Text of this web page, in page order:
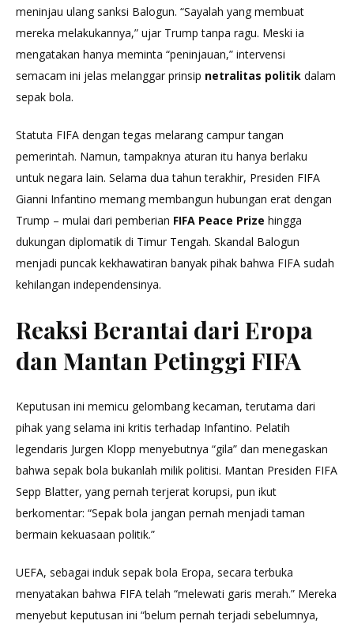
meninjau ulang sanksi Balogun. “Sayalah yang membuat
mereka melakukannya,” ujar Trump tanpa ragu. Meski ia
mengatakan hanya meminta “peninjauan,” intervensi
semacam ini jelas melanggar prinsip netralitas politik dalam
sepak bola.
Statuta FIFA dengan tegas melarang campur tangan
pemerintah. Namun, tampaknya aturan itu hanya berlaku
untuk negara lain. Selama dua tahun terakhir, Presiden FIFA
Gianni Infantino memang membangun hubungan erat dengan
Trump – mulai dari pemberian FIFA Peace Prize hingga
dukungan diplomatik di Timur Tengah. Skandal Balogun
menjadi puncak kekhawatiran banyak pihak bahwa FIFA sudah
kehilangan independensinya.
Reaksi Berantai dari Eropa
dan Mantan Petinggi FIFA
Keputusan ini memicu gelombang kecaman, terutama dari
pihak yang selama ini kritis terhadap Infantino. Pelatih
legendaris Jurgen Klopp menyebutnya “gila” dan menegaskan
bahwa sepak bola bukanlah milik politisi. Mantan Presiden FIFA
Sepp Blatter, yang pernah terjerat korupsi, pun ikut
berkomentar: “Sepak bola jangan pernah menjadi taman
bermain kekuasaan politik.”
UEFA, sebagai induk sepak bola Eropa, secara terbuka
menyatakan bahwa FIFA telah “melewati garis merah.” Mereka
menyebut keputusan ini “belum pernah terjadi sebelumnya,